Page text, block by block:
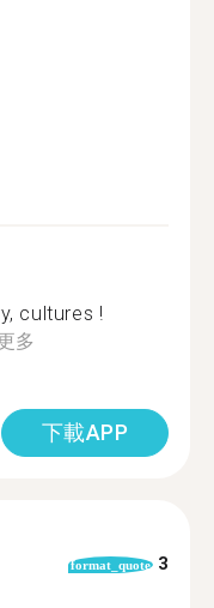
cultures !
多
下載APP
format_quote 3